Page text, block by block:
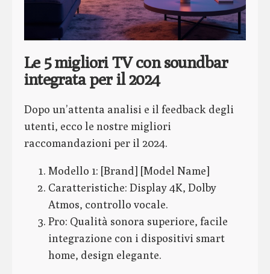
Le 5 migliori TV con soundbar
integrata per il 2024
Dopo un’attenta analisi e il feedback degli
utenti, ecco le nostre migliori
raccomandazioni per il 2024.
Modello 1: [Brand] [Model Name]
Caratteristiche: Display 4K, Dolby
Atmos, controllo vocale.
Pro: Qualità sonora superiore, facile
integrazione con i dispositivi smart
home, design elegante.